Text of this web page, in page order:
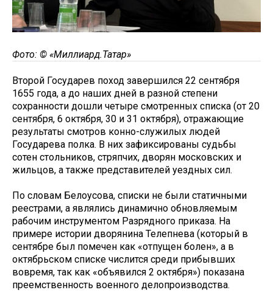
Фото: © «Миллиард.Татар»
Второй Государев поход завершился 22 сентября
1655 года, а до наших дней в разной степени
сохранности дошли четыре смотренных списка (от 20
сентября, 6 октября, 30 и 31 октября), отражающие
результаты смотров конно-служилых людей
Государева полка. В них зафиксированы судьбы
сотен стольников, стряпчих, дворян московских и
жильцов, а также представителей уездных сил.
По словам Белоусова, списки не были статичными
реестрами, а являлись динамично обновляемым
рабочим инструментом Разрядного приказа. На
примере истории дворянина Телепнева (который в
сентябре был помечен как «отпущен болен», а в
октябрьском списке числится среди прибывших
вовремя, так как «объявился 2 октября») показана
преемственность военного делопроизводства.